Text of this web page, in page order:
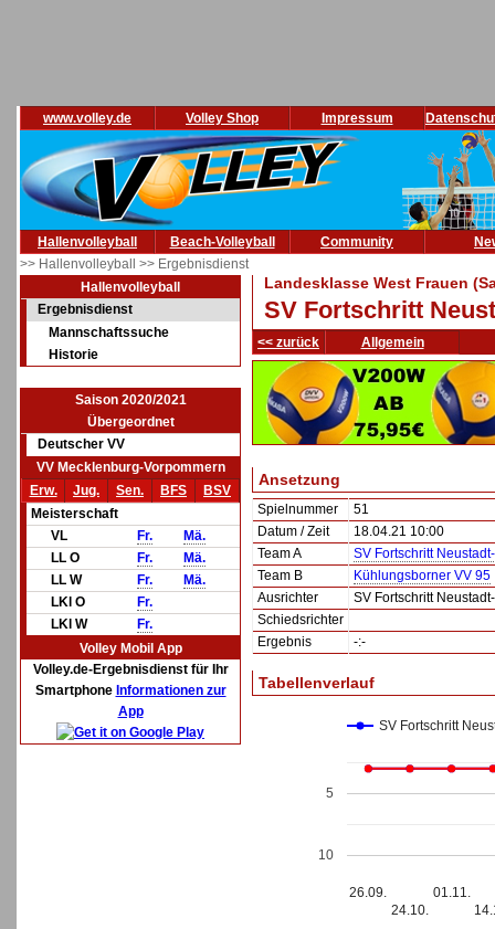
www.volley.de Volley Shop Impressum
Hallenvolleyball Beach-Volleyball Community
>> Hallenvolleyball >> Ergebnisdienst
Hallenvolleyball
Ergebnisdienst
Mannschaftssuche
Historie
Saison 2020/2021
Übergeordnet
Deutscher VV
VV Mecklenburg-Vorpommern
Erw.
Jug. Sen. BFS
BSV
Meisterschaft
VL
Fr.
Mä.
LL O
Fr.
Mä.
LL W
Fr.
Mä.
LKl O
Fr.
LKl W
Fr.
Volley Mobil App
Volley.de-Ergebnisdienst für Ihr
Smartphone Informationen zur
App
Landesklasse West Frauen
SV Fortschritt
<< zurück Allgemein
Ansetzung
Spielnummer
51
Datum / Zeit
18.04.21 10:00
Team A
SV Fortschritt
Team B
Kühlungsborner VV 95
Ausrichter
SV Fortschritt
Schiedsrichter
Ergebnis
-:-
Tabellenverlauf
SV Fortschritt
26.09.
24.10.
01.11.
5
10